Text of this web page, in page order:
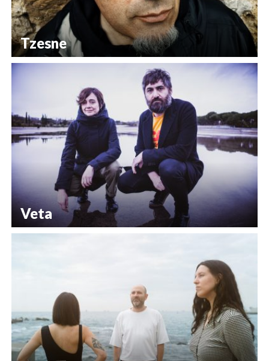
Tzesne
Veta